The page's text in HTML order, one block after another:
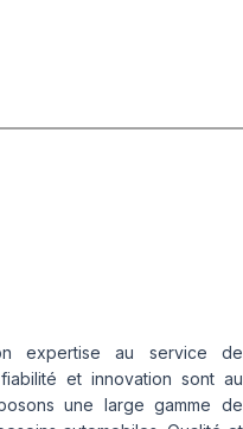
expertise au service de
et innovation sont au
une large gamme de